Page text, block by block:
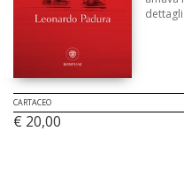
CARTACEO
€ 20,00